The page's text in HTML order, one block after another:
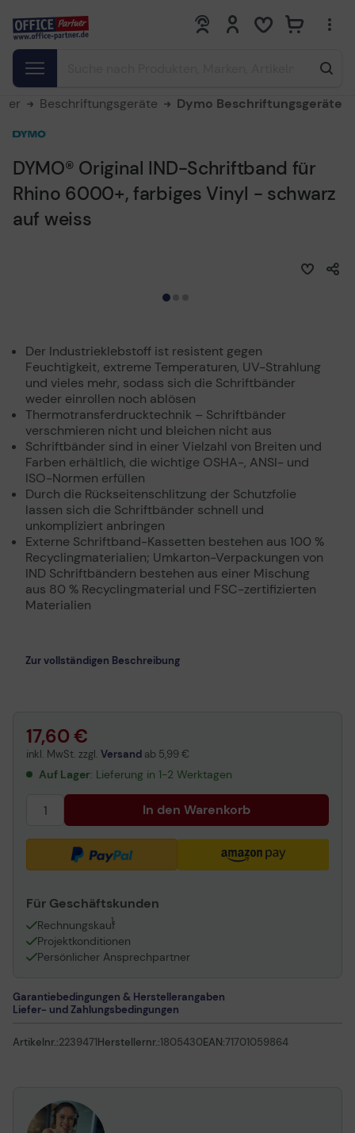
0 0
Beschriftungsgeräte Dymo Beschriftungsgeräte
DYMO® Original IND-Schriftband für
Rhino 6000+, farbiges Vinyl - schwarz
auf weiss
Der Industrieklebstoff ist resistent gegen
Feuchtigkeit, extreme Temperaturen, UV-Strahlung
und vieles mehr, sodass sich die Schriftbänder
weder einrollen noch ablösen
Thermotransferdrucktechnik – Schriftbänder
verschmieren nicht und bleichen nicht aus
Schriftbänder sind in einer Vielzahl von Breiten und
Farben erhältlich, die wichtige OSHA-, ANSI- und
ISO-Normen erfüllen
Durch die Rückseitenschlitzung der Schutzfolie
lassen sich die Schriftbänder schnell und
unkompliziert anbringen
Externe Schriftband-Kassetten bestehen aus 100 %
Recyclingmaterialien; Umkarton-Verpackungen von
IND Schriftbändern bestehen aus einer Mischung
aus 80 % Recyclingmaterial und FSC-zertifizierten
Materialien
Zur vollständigen Beschreibung
17,60 €
inkl. MwSt. zzgl. Versand ab 5,99 €
Auf Lager: Lieferung in 1-2 Werktagen
In den Warenkorb
Für Geschäftskunden
Rechnungskauf
1
Projektkonditionen
Persönlicher Ansprechpartner
Garantiebedingungen & Herstellerangaben
Liefer- und Zahlungsbedingungen
Artikelnr.:2239471Herstellernr.:1805430EAN:71701059864